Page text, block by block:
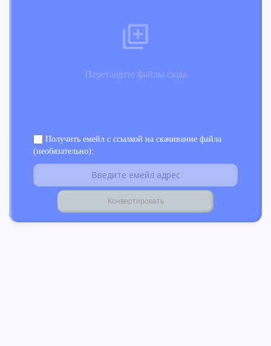
Перетащите файлы сюда
Получить емейл с ссылкой на скачивание файла
(необязательно):